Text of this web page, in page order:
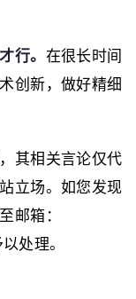
行。 在很长时间
创新，做好精细
其相关言论仅代
立场。如您发现
邮箱：
处理。